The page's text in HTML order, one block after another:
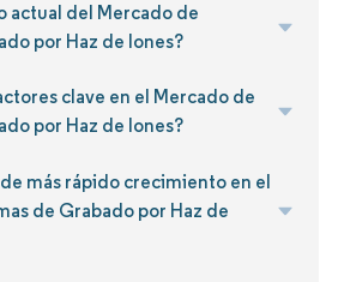
actual del Mercado de
por Haz de Iones?
clave en el Mercado de
por Haz de Iones?
más rápido crecimiento en el
de Grabado por Haz de